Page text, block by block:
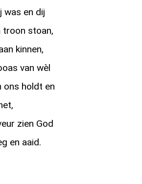
was en dij
troon stoan,
kinnen,
van wèl
ons holdt en
zien God
en aaid.